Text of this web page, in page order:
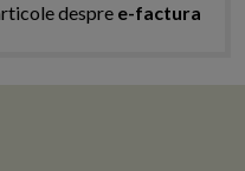
despre e-factura